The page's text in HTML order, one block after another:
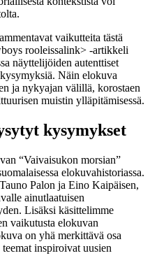
vaikutteita tästä
rooleissalink> -artikkeli
näyttelijöiden autenttiset
Näin elokuva
ja nykyajan välillä, korostaen
muistin ylläpitämisessä.
kysymykset
“Vaivaisukon morsian”
elokuvahistoriassa.
Palon ja Eino Kaipäisen,
ainutlaatuisen
Lisäksi käsittelimme
vaikutusta elokuvan
on yhä merkittävä osa
inspiroivat uusien